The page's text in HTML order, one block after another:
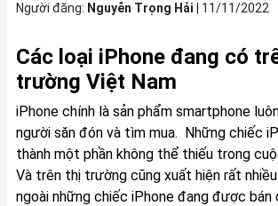
Người đăng: Nguyễn Trọng Hải 11/11/2022
Các loại iPhone đang có
trường Việt Nam
iPhone chính là sản phẩm smartphone
người săn đón và tìm mua. Những chiếc
thành một phần không thể thiếu trong
Và trên thị trường cũng xuất hiện rất
ngoài những chiếc iPhone đang được bán